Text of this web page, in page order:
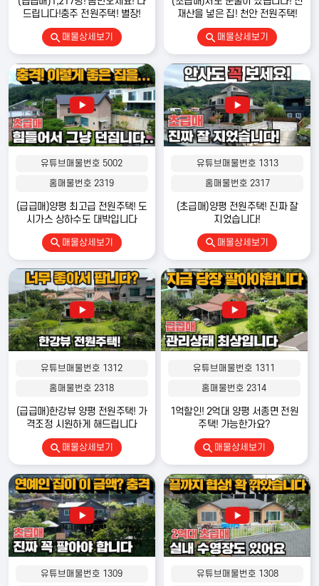
드립니다!충주 전원주택! 별장!
매물상세보기
재산을 넣은 집! 천안 전원주택!
매물상세보기
유튜브매물번호 5002
홈매물번호 2319
(급급매)양평 최고급 전원주택! 도
시가스 상하수도 대박입니다
매물상세보기
유튜브매물번호 1313
홈매물번호 2317
(초급매)양평 전원주택! 진짜 잘
지었습니다!
매물상세보기
유튜브매물번호 1312
홈매물번호 2318
(급급매)한강뷰 양평 전원주택! 가
격조정 시원하게 해드립니다
매물상세보기
유튜브매물번호 1311
홈매물번호 2314
1억할인! 2억대 양평 서종면 전원
주택! 가능한가요?
매물상세보기
유튜브매물번호 1309
유튜브매물번호 1308